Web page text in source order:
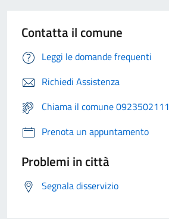
Contatta il comune
Leggi le domande frequenti
Richiedi Assistenza
Chiama il comune 0923502111
Prenota un appuntamento
Problemi in città
Segnala disservizio